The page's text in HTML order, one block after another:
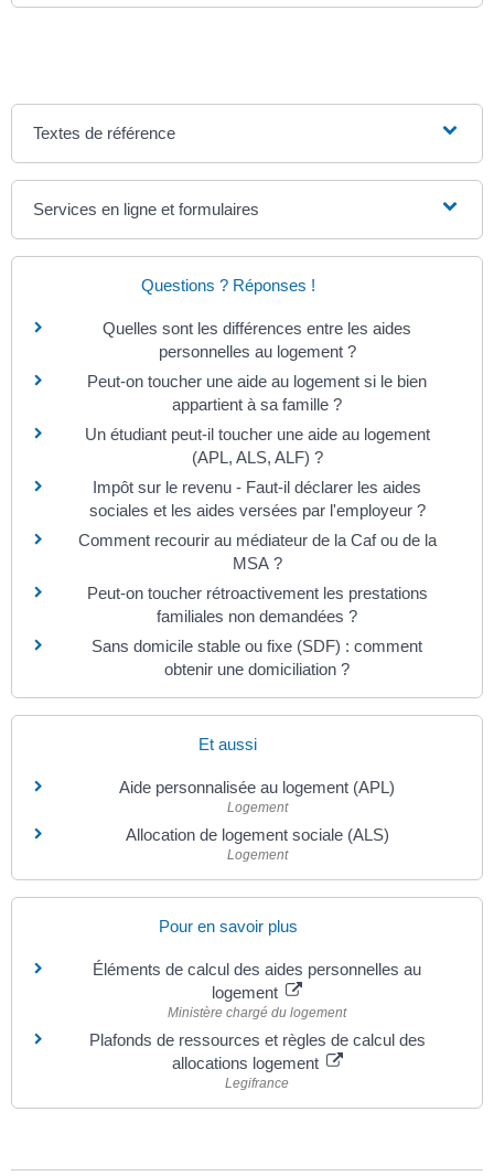
Textes de référence
Services en ligne et formulaires
Questions ? Réponses !
Quelles sont les différences entre les aides
personnelles au logement ?
Peut-on toucher une aide au logement si le bien
appartient à sa famille ?
Un étudiant peut-il toucher une aide au logement
(APL, ALS, ALF) ?
Impôt sur le revenu - Faut-il déclarer les aides
sociales et les aides versées par l'employeur ?
Comment recourir au médiateur de la Caf ou de la
MSA ?
Peut-on toucher rétroactivement les prestations
familiales non demandées ?
Sans domicile stable ou fixe (SDF) : comment
obtenir une domiciliation ?
Et aussi
Aide personnalisée au logement (APL)
Logement
Allocation de logement sociale (ALS)
Logement
Pour en savoir plus
Éléments de calcul des aides personnelles au
logement
Ministère chargé du logement
Plafonds de ressources et règles de calcul des
allocations logement
Legifrance